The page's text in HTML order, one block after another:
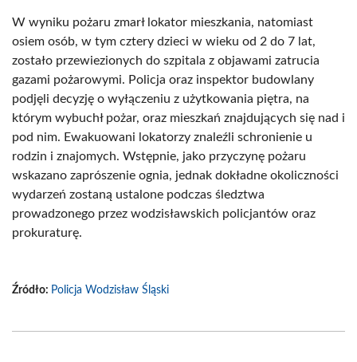
W wyniku pożaru zmarł lokator mieszkania, natomiast
osiem osób, w tym cztery dzieci w wieku od 2 do 7 lat,
zostało przewiezionych do szpitala z objawami zatrucia
gazami pożarowymi. Policja oraz inspektor budowlany
podjęli decyzję o wyłączeniu z użytkowania piętra, na
którym wybuchł pożar, oraz mieszkań znajdujących się nad i
pod nim. Ewakuowani lokatorzy znaleźli schronienie u
rodzin i znajomych. Wstępnie, jako przyczynę pożaru
wskazano zaprószenie ognia, jednak dokładne okoliczności
wydarzeń zostaną ustalone podczas śledztwa
prowadzonego przez wodzisławskich policjantów oraz
prokuraturę.
Źródło: Policja Wodzisław Śląski